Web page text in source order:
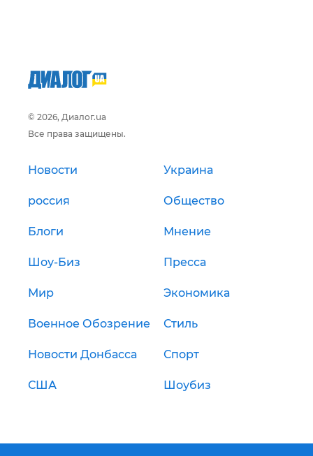
© 2026, Диалог.ua
Все права защищены.
Новости Украина
россия Общество
Блоги Мнение
Шоу-Биз Пресса
Мир Экономика
Военное Обозрение Стиль
Новости Донбасса Спорт
США Шоубиз